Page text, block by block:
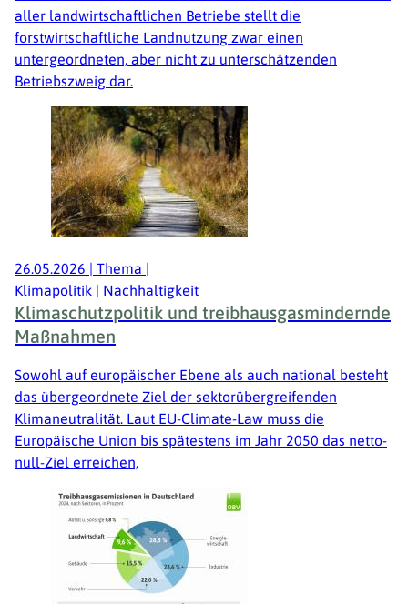
aller landwirtschaftlichen Betriebe stellt die
forstwirtschaftliche Landnutzung zwar einen
untergeordneten, aber nicht zu unterschätzenden
Betriebszweig dar.
26.05.2026 Thema
Klimapolitik | Nachhaltigkeit
Klimaschutzpolitik und treibhausgasmindernde
Maßnahmen
Sowohl auf europäischer Ebene als auch national besteht
das übergeordnete Ziel der sektorübergreifenden
Klimaneutralität. Laut EU-Climate-Law muss die
Europäische Union bis spätestens im Jahr 2050 das netto-
null-Ziel erreichen,